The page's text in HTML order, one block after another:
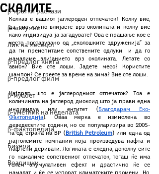
β-кратки раскази
β-колумни
Лик на месецот
β-предлог книга
β-предлог филм
β-муабет
β-уметник на неделата
β-фактопедија
Бисери
Воздишки
скалите
Колкав е вашиот јаглероден отпечаток? Колку вие,
да, вие лично влијаете врз околината и колку вие
како индивидуа ја загадувате? Ова е прашање кое е
често поставувано од „еколошките здруженија” за
да ги преиспитаме сопствените одлуки  и да го
намалиме влијанието врз околината. Летате со
авион? Вие сте лоши. Јадете месо? Користите
шампон? Се греете за време на зима? Вие сте лоши.
Најпрвo, што е јаглеродниот отпечаток? Тоа е
количината на јаглерод диоксид што ја прави една
индивидуа или ентитет ( Благодарам Еко-
Фактопедија). Оваа мерка е измислена во
деведесетите години, но се популаризира во 2005-
та од страна на BP ( British Petroleum) или една од
најголемите компании која произведува нафта и
нафтени деривати. Логиката е следна, доколку сите
го намалиме сопствениот отпечаток, тогаш ќе има
голем акумулативен ефект и драстично ќе се